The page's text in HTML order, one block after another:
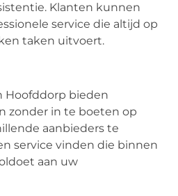
Klanten kunnen
service die altijd op
taken uitvoert.
Hoofddorp bieden
zonder in te boeten op
aanbieders te
service vinden die binnen
aan uw